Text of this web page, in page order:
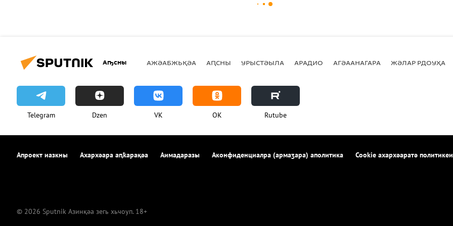
Аҧсны АЖӘАБЖЬҚӘА АԤСНЫ УРЫСТӘЫЛА АРАДИО АГӘААНАГАРА ЖӘЛАР РДОУҲА
Telegram Dzen VK OK Rutube
Апроект иазкны Ахархәара аԥҟарақәа Аимадаразы Аконфиденциалра (армаӡара) аполитика Cookie ахархәаратә
© 2026 Sputnik Азинқәа зегь хьчоуп. 18+